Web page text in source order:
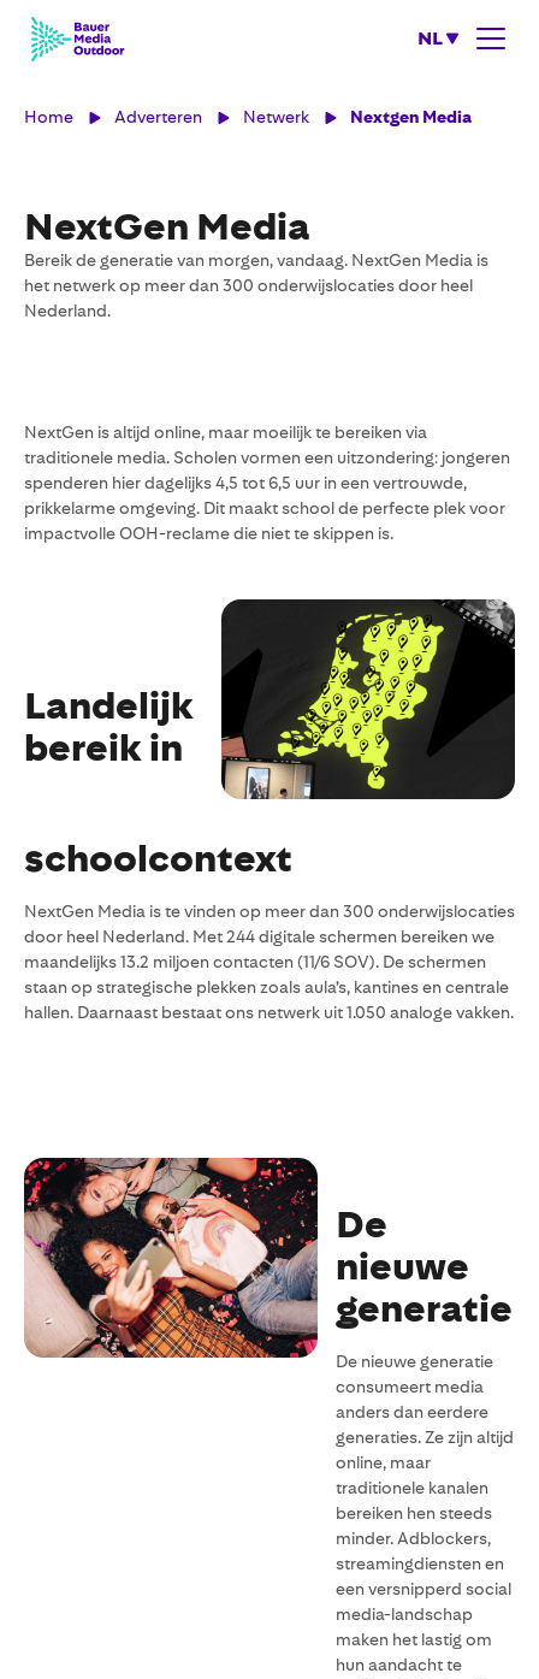
NL
Home Adverteren Netwerk Nextgen Media
NextGen Media
Bereik de generatie van morgen, vandaag. NextGen Media is
het netwerk op meer dan 300 onderwijslocaties door heel
Nederland.
NextGen is altijd online, maar moeilijk te bereiken via
traditionele media. Scholen vormen een uitzondering: jongeren
spenderen hier dagelijks 4,5 tot 6,5 uur in een vertrouwde,
prikkelarme omgeving. Dit maakt school de perfecte plek voor
impactvolle OOH-reclame die niet te skippen is.
Landelijk
bereik in
schoolcontext
NextGen Media is te vinden op meer dan 300 onderwijslocaties
door heel Nederland. Met 244 digitale schermen bereiken we
maandelijks 13.2 miljoen contacten (11/6 SOV). De schermen
staan op strategische plekken zoals aula’s, kantines en centrale
hallen. Daarnaast bestaat ons netwerk uit 1.050 analoge vakken.
De
nieuwe
generatie
De nieuwe generatie
consumeert media
anders dan eerdere
generaties. Ze zijn altijd
online, maar
traditionele kanalen
bereiken hen steeds
minder. Adblockers,
streamingdiensten en
een versnipperd social
media-landschap
maken het lastig om
hun aandacht te